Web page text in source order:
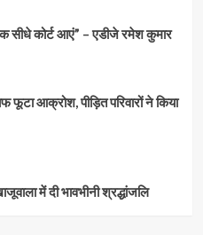
सीधे कोर्ट आएं” – एडीजे रमेश कुमार
फूटा आक्रोश, पीड़ित परिवारों ने किया
में दी भावभीनी श्रद्धांजलि